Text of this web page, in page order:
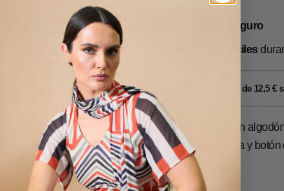
Fácil y Seguro
muy fáciles
Pantalón cuatro bolsillos en
contraste. Cierre cremallera y
174 cm. Talla 40.